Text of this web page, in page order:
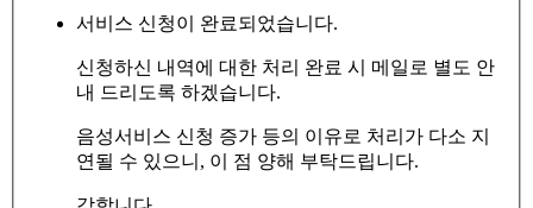
서비스 신청이 완료되었습니다.
신청하신 내역에 대한 처리 완료 시 메일로 별도 안
내 드리도록 하겠습니다.
음성서비스 신청 증가 등의 이유로 처리가 다소 지
연될 수 있으니, 이 점 양해 부탁드립니다.